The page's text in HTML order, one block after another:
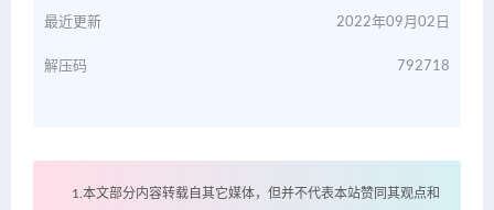
最近更新 2022年09月02日
解压码 792718
1.本文部分内容转载自其它媒体，但并不代表本站赞同其观点和